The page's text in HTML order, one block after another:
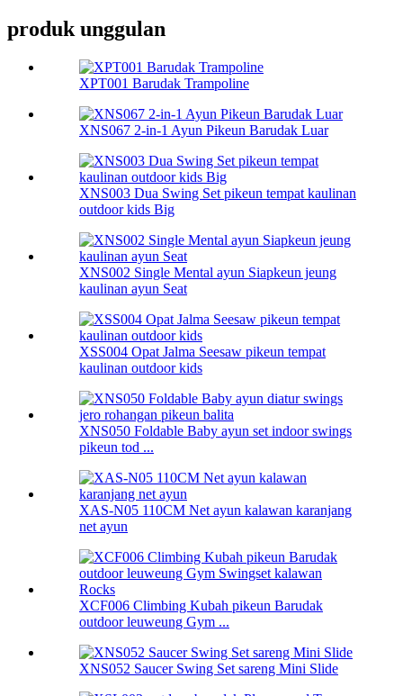
produk unggulan
XPT001 Barudak Trampoline
XNS067 2-in-1 Ayun Pikeun Barudak Luar
XNS003 Dua Swing Set pikeun tempat kaulinan
outdoor kids Big
XNS002 Single Mental ayun Siapkeun jeung
kaulinan ayun Seat
XSS004 Opat Jalma Seesaw pikeun tempat
kaulinan outdoor kids
XNS050 Foldable Baby ayun set indoor swings
pikeun tod ...
XAS-N05 110CM Net ayun kalawan karanjang
net ayun
XCF006 Climbing Kubah pikeun Barudak
outdoor leuweung Gym ...
XNS052 Saucer Swing Set sareng Mini Slide